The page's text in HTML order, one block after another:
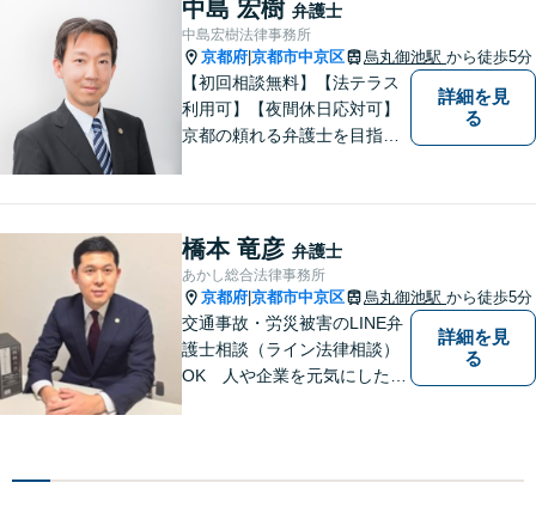
談可能】【弁護士保険（特
約）全社対応いたします】
中島 宏樹 弁護士
中島宏樹法律事務所
京都府 京都市中京区 烏丸御池駅 から徒歩5分
【初回相談無料】【法テラス
利用可】【夜間休日応対可】
京都の頼れる弁護士を目指し
ます。
詳細を見
る
橋本 竜彦 弁護士
あかし総合法律事務所
京都府 京都市中京区 烏丸御池駅 から徒歩5分
交通事故・労災被害のLINE弁
護士相談（ライン法律相談）
OK 人や企業を元気にした
出すことを心がけています。
詳細を見
る